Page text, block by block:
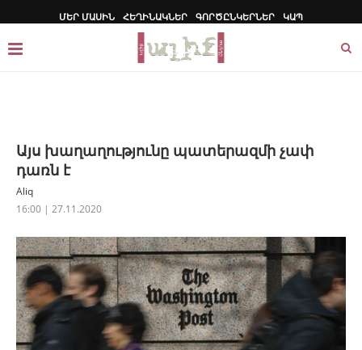
ՄԵՐ ՄԱՍԻՆ ՀԵՂԻՆԱԿՆԵՐ ԳՈՐԾԸՆԿԵՐՆԵՐ ԿԱՊ
Այս խաղաղությունը պատերազմի չափ
դառն է
Aliq
16:00 | 27.11.2020